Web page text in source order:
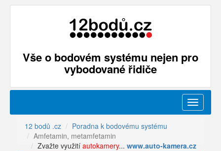
Vše o bodovém systému nejen pro
vybodované řidiče
Menu
12 bodů .cz
Poradna k bodovému systému
Amfetamin, metamfetamin
Zvažte využití autokamery... www.auto-kamera.cz